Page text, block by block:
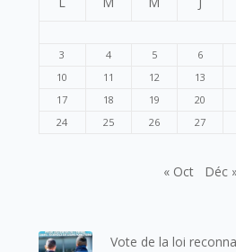
3
4 5 6
10
11 12 13
17
18 19 20
24
25 26 27
« Oct Déc
Vote de la loi